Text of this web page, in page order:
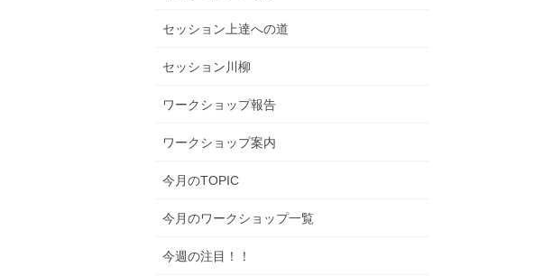
セッション上達への道
セッション川柳
ワークショップ報告
ワークショップ案内
今月のTOPIC
今月のワークショップ一覧
今週の注目！！